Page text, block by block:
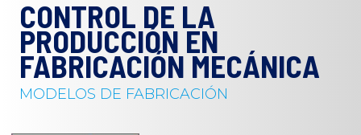
CONTROL DE LA
PRODUCCIÓN EN
FABRICACIÓN MECÁNICA
MODELOS DE FABRICACIÓN